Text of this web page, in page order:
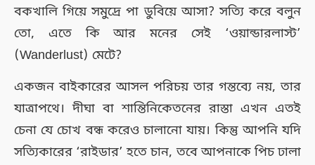
বকখালি গিয়ে সমুদ্রে পা ডুবিয়ে আসা? সত্যি করে বলুন
তো, এতে কি আর মনের সেই ‘ওয়ান্ডারলাস্ট’
(Wanderlust) মেটে?
একজন বাইকারের আসল পরিচয় তার গন্তব্যে নয়, তার
যাত্রাপথে। দীঘা বা শান্তিনিকেতনের রাস্তা এখন এতই
চেনা যে চোখ বন্ধ করেও চালানো যায়। কিন্তু আপনি যদি
সত্যিকারের ‘রাইডার’ হতে চান, তবে আপনাকে পিচ ঢালা